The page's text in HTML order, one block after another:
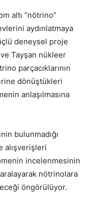
altı “nötrino”
aydınlatmaya
deneysel proje
ve Tayşan nükleer
parçacıklarının
dönüştükleri
anlaşılmasına
bulunmadığı
alışverişleri
incelenmesinin
nötrinolara
öngörülüyor.